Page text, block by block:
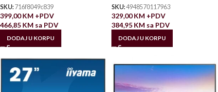
SKU: 716f8049c839
399,00KM +PDV
466,85 KM sa PDV
DODAJ U KORPU
SKU:4948570117963
329,00KM +PDV
384,95 KM sa PDV
DODAJ U KORPU